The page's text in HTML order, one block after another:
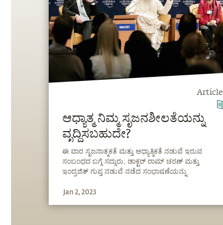
Article
ಆಧ್ಯಾತ್ಮ ನಿಮ್ಮ ಸೃಜನಶೀಲತೆಯನ್ನು
ವೃದ್ಧಿಸಬಹುದೇ?
ಈ ವಾರ ಸೃಜನಾತ್ಮಕತೆ ಮತ್ತು ಆಧ್ಯಾತ್ಮಿಕತೆ ನಡುವೆ ಇರುವ
ಸಂಬಂಧದ ಬಗ್ಗೆ ಸದ್ಗುರು, ಡಾಕ್ಟರ್ ರಾಮ್ ಚರಣ್ ಮತ್ತು
ಇಂದ್ರಜಿತ್ ಗುಪ್ತ ನಡುವೆ ನಡೆದ ಸಂಭಾಷಣೆಯನ್ನು
Jan 2, 2023